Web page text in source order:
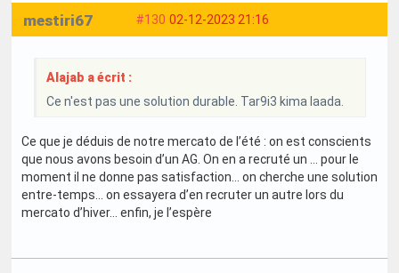
#130 02-12-2023 21:16
mestiri67
Alajab a écrit :
Ce n'est pas une solution durable. Tar9i3 kima laada.
Ce que je déduis de notre mercato de l’été : on est conscients
que nous avons besoin d’un AG. On en a recruté un … pour le
moment il ne donne pas satisfaction… on cherche une solution
entre-temps… on essayera d’en recruter un autre lors du
mercato d’hiver… enfin, je l’espère